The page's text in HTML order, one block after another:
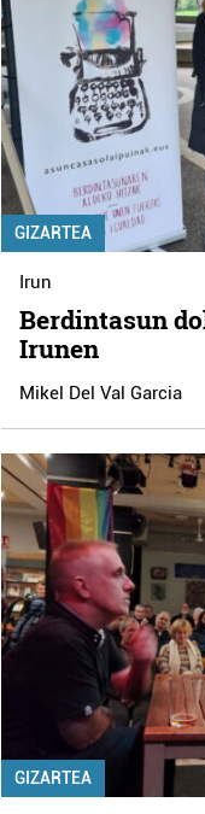
GIZARTEA
Irun
Berdintasun
Irunen
Mikel Del Val Garcia
GIZARTEA